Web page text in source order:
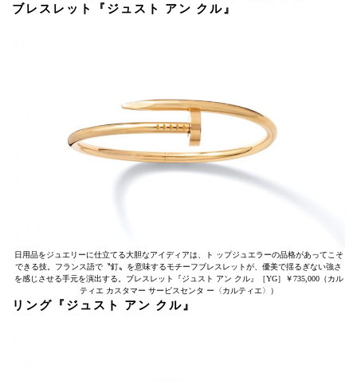
ブレスレット『ジュスト アン クル』
日用品をジュエリーに仕立てる大胆なアイディアは、ト ップジュエラーの品格があってこそ
できる技。フランス語で〝釘〟を意味するモチーフブレスレットが、優美で揺るぎない強さ
を感じさせる手元を演出する。ブレスレット『ジュスト アン クル』［YG］￥735,000（カル
ティエ カスタマー サービスセンタ ー〈カルティエ〉）
リング『ジュスト アン クル』